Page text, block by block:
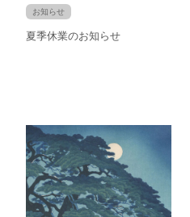
お知らせ
夏季休業のお知らせ